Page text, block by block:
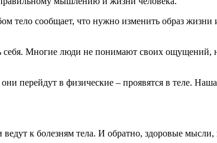
тело сообщает, что нужно изменить образ
Многие люди не понимают своих ощущений,
перейдут в физические – проявятся в теле.
к болезням тела. И обратно, здоровые